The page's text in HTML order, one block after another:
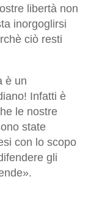
libertà non
inorgoglirsi
ciò resti
è un
Infatti è
le nostre
state
con lo scopo
gli